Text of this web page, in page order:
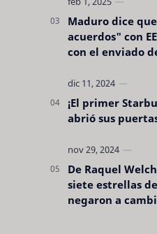
Maduro dice
acuerdos" con
con el enviado
¡El primer
abrió sus
De Raquel
siete estrellas
negaron a